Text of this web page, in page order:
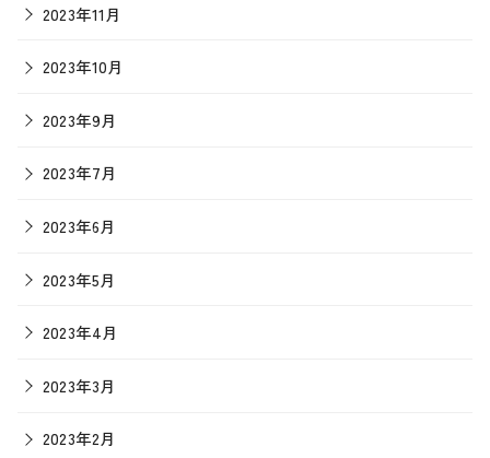
2023年11月
2023年10月
2023年9月
2023年7月
2023年6月
2023年5月
2023年4月
2023年3月
2023年2月